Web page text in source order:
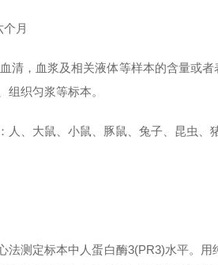
月
清，血浆及相关液体等样本的含量或
组织匀浆等标本。
人、大鼠、小鼠、豚鼠、兔子、昆虫、
法测定标本中人蛋白酶3(PR3)水平。